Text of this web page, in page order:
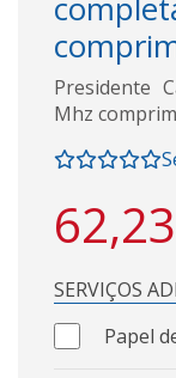
Presidente
Mhz
62,23
SERVIÇOS
Papel